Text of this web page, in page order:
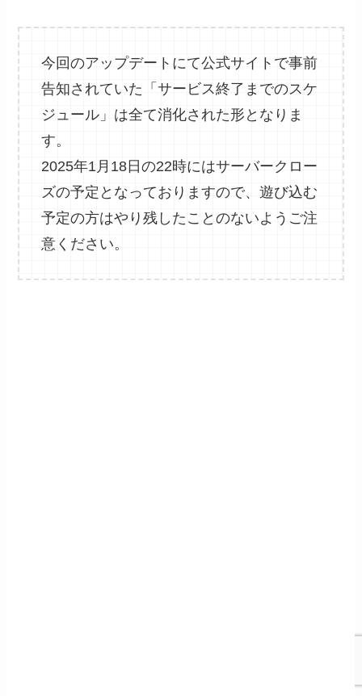
今回のアップデートにて公式サイトで事前
告知されていた「サービス終了までのスケ
ジュール」は全て消化された形となりま
す。
2025年1月18日の22時にはサーバークロー
ズの予定となっておりますので、遊び込む
予定の方はやり残したことのないようご注
意ください。